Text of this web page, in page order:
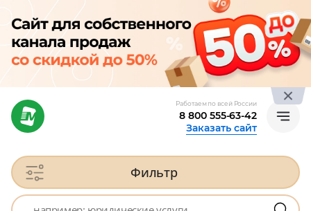
Работаем по всей России
8 800 555-63-42
Заказать сайт
Фильтр